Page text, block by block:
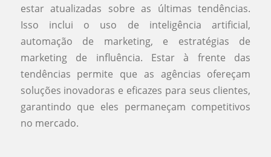
estar atualizadas sobre as últimas tendências.
Isso inclui o uso de inteligência artificial,
automação de marketing, e estratégias de
marketing de influência. Estar à frente das
tendências permite que as agências ofereçam
soluções inovadoras e eficazes para seus clientes,
garantindo que eles permaneçam competitivos
no mercado.